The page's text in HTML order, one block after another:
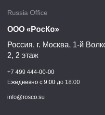
Russia Office
ООО «РосКо»
Россия, г. Москва, 1-й
2, 2 этаж
+7 499 444-00-00
Ежедневно c 9:00 до 18:00
info@rosco.su